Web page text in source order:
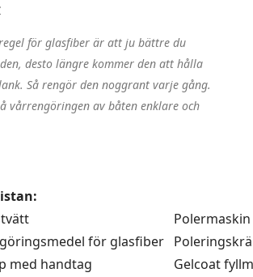
för glasfiber är att ju bättre du
desto längre kommer den att hålla
Så rengör den noggrant varje gång.
vårrengöringen av båten enklare och
Polermaskin
för glasfiber
med handtag
Gelcoat